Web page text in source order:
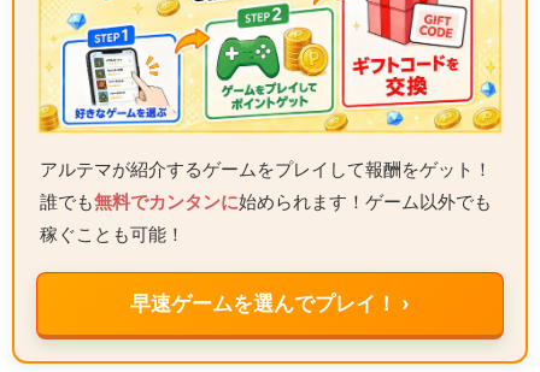
アルテマが紹介するゲームをプレイして報酬をゲット！
誰でも無料でカンタンに始められます！ゲーム以外でも
稼ぐことも可能！
早速ゲームを選んでプレイ！ ›